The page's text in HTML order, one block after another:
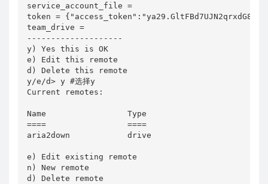
service_account_file =
token =
team_drive =
--------------------
y) Yes this is OK
e) Edit this remote
d) Delete this remote
y/e/d> y #选择y
Current remotes:
Name                 Type
====                 ====
aria2down            drive
e) Edit existing remote
n) New remote
d) Delete remote